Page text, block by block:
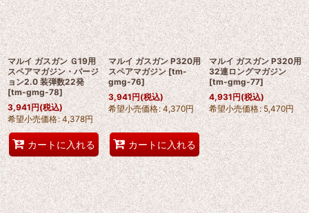
絞り込む
マルイ ガスガン Ｇ19用
スペアマガジン・バージ
ョン2.0 装弾数22発
[tm-gmg-78]
3,941円(税込)
希望小売価格: 4,378円
カートに入れる
マルイ ガスガン P320用
スペアマガジン [tm-
gmg-76]
3,941円(税込)
希望小売価格: 4,370円
カートに入れる
マルイ ガスガン P320用
32連ロングマガジン
[tm-gmg-77]
4,931円(税込)
希望小売価格: 5,470円